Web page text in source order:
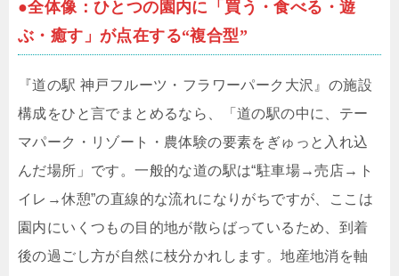
●全体像：ひとつの園内に「買う・食べる・遊
ぶ・癒す」が点在する“複合型”
『道の駅 神戸フルーツ・フラワーパーク大沢』の施設
構成をひと言でまとめるなら、「道の駅の中に、テー
マパーク・リゾート・農体験の要素をぎゅっと入れ込
んだ場所」です。一般的な道の駅は“駐車場→売店→ト
イレ→休憩”の直線的な流れになりがちですが、ここは
園内にいくつもの目的地が散らばっているため、到着
後の過ごし方が自然に枝分かれします。地産地消を軸